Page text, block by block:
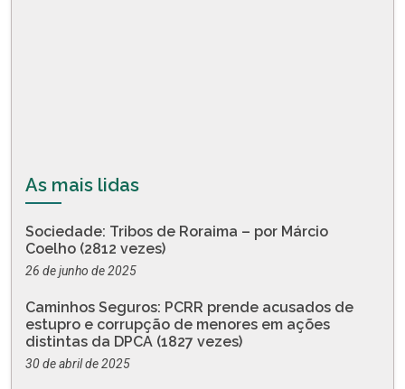
As mais lidas
Sociedade: Tribos de Roraima – por Márcio
Coelho (2812 vezes)
26 de junho de 2025
Caminhos Seguros: PCRR prende acusados de
estupro e corrupção de menores em ações
distintas da DPCA (1827 vezes)
30 de abril de 2025